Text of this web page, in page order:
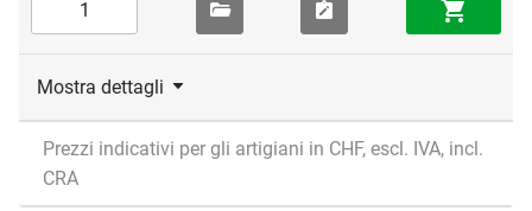
Mostra dettagli
Prezzi indicativi per gli artigiani in CHF, escl. IVA, incl.
CRA